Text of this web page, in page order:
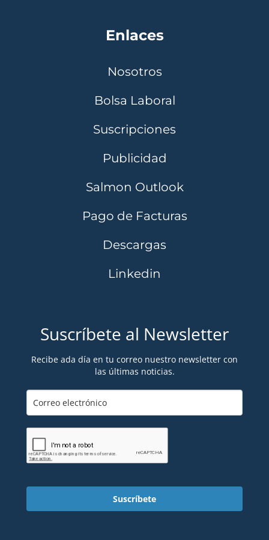
Enlaces
Nosotros
Bolsa Laboral
Suscripciones
Publicidad
Salmon Outlook
Pago de Facturas
Descargas
Linkedin
Suscríbete al Newsletter
Recibe ada día en tu correo nuestro newsletter con
las últimas noticias.
Suscríbete